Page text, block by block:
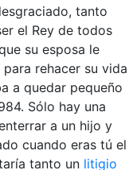
tanto
el Rey de todos
su esposa le
rehacer su vida
a quedar pequeño
Sólo hay una
a un hijo y
cuando eras tú el
tanto un litigio